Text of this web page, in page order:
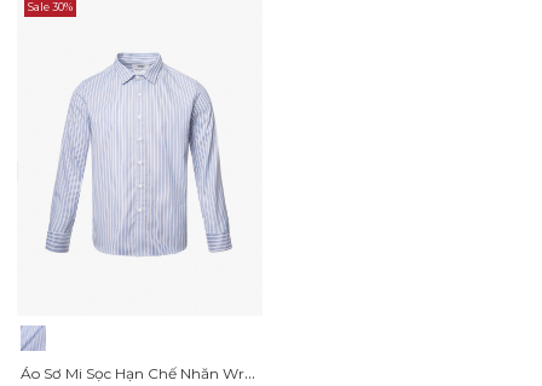
Sale 30%
Áo Sơ Mi Sọc Hạn Chế Nhăn Wrinkle X Thêu Chữ Peak Hour Form Slimfit SM176